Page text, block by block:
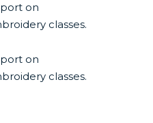
on
classes.
on
classes.